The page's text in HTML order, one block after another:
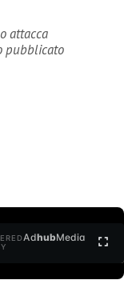
attacca
pubblicato
AdhubMedia